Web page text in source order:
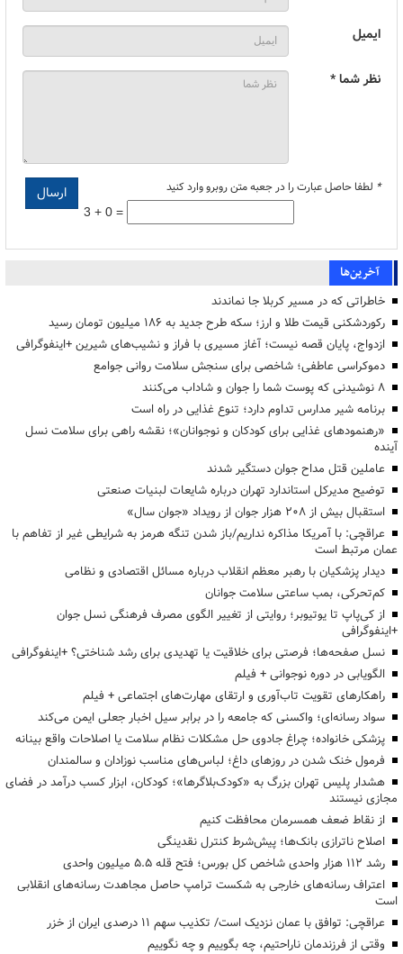
ایمیل
نظر شما *
* لطفا حاصل عبارت را در جعبه متن روبرو وارد کنید
3 + 0 =
آخرین‌ها
خاطراتی که در مسیر کربلا جا نماندند
رکوردشکنی قیمت طلا و ارز؛ سکه طرح جدید به ۱۸۶ میلیون تومان رسید
ازدواج، پایان قصه نیست؛ آغاز مسیری با فراز و نشیب‌های شیرین +اینفوگرافی
دموکراسی عاطفی؛ شاخصی برای سنجش سلامت روانی جوامع
۸ نوشیدنی که پوست شما را جوان و شاداب می‌کنند
برنامه شیر مدارس تداوم دارد؛ تنوع غذایی در راه است
«رهنمودهای غذایی برای کودکان و نوجوانان»؛ نقشه راهی برای سلامت نسل
آینده
عاملین قتل مداح جوان دستگیر شدند
توضیح مدیرکل استاندارد تهران درباره شایعات لبنیات صنعتی
استقبال بیش از ۲۰۸ هزار جوان از رویداد «جوان سال»
عراقچی: با آمریکا مذاکره نداریم/باز شدن تنگه هرمز به شرایطی غیر از تفاهم با
عمان مرتبط است
دیدار پزشکیان با رهبر معظم انقلاب درباره مسائل اقتصادی و نظامی
کم‌تحرکی، بمب ساعتی سلامت جوانان
از کی‌پاپ تا یوتیوبر؛ روایتی از تغییر الگوی مصرف فرهنگی نسل جوان
+اینفوگرافی
نسل صفحه‌ها؛ فرصتی برای خلاقیت یا تهدیدی برای رشد شناختی؟ +اینفوگرافی
الگویابی در دوره نوجوانی + فیلم
راهکارهای تقویت تاب‌آوری و ارتقای مهارت‌های اجتماعی + فیلم
سواد رسانه‌ای؛ واکسنی که جامعه را در برابر سیل اخبار جعلی ایمن می‌کند
پزشکی خانواده؛ چراغ جادوی حل مشکلات نظام سلامت یا اصلاحات واقع بینانه
فرمول خنک شدن در روزهای داغ؛ لباس‌های مناسب نوزادان و سالمندان
هشدار پلیس تهران بزرگ به «کودک‌بلاگرها»؛ کودکان، ابزار کسب درآمد در فضای
مجازی نیستند
از نقاط ضعف همسرمان محافظت کنیم
اصلاح ناترازی بانک‌ها؛ پیش‌شرط کنترل نقدینگی
رشد ۱۱۲ هزار واحدی شاخص کل بورس؛ فتح قله ۵.۵ میلیون واحدی
اعتراف رسانه‌های خارجی به شکست ترامپ حاصل مجاهدت رسانه‌های انقلابی
است
عراقچی: توافق با عمان نزدیک است/ تکذیب سهم ۱۱ درصدی ایران از خزر
وقتی از فرزندمان ناراحتیم، چه بگوییم و چه نگوییم